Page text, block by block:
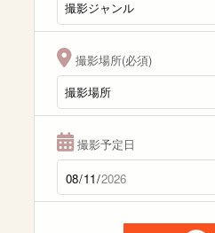
撮影場所(必須)
撮影予定日